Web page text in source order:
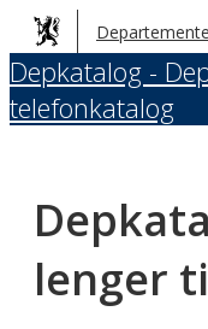
Hopp
til
hovedinnhold
Depkatalog -
telefonkatalog
lenger